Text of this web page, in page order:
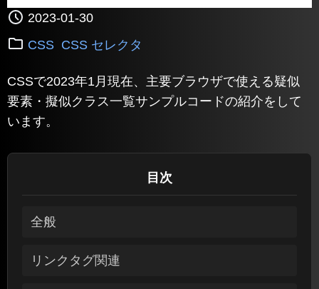
2023-01-30
CSS CSS セレクタ
CSSで2023年1月現在、主要ブラウザで使える疑似
要素・擬似クラス一覧サンプルコードの紹介をして
います。
目次
全般
リンクタグ関連